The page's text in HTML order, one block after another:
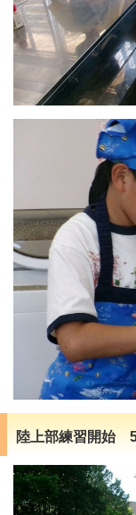
陸上部練習開始